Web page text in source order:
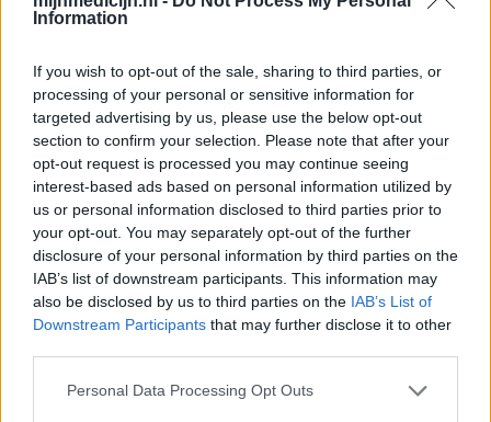
Information
If you wish to opt-out of the sale, sharing to third parties, or
processing of your personal or sensitive information for
targeted advertising by us, please use the below opt-out
section to confirm your selection. Please note that after your
opt-out request is processed you may continue seeing
interest-based ads based on personal information utilized by
us or personal information disclosed to third parties prior to
your opt-out. You may separately opt-out of the further
disclosure of your personal information by third parties on the
IAB’s list of downstream participants. This information may
also be disclosed by us to third parties on the IAB’s List of
Downstream Participants that may further disclose it to other
Personal Data Processing Opt Outs
Effectiviteit
Bijwerkingen
druk op de borst
druk voelen in hoofd
moeite met ademhalen
Als 17 jarige werd mij verteld dat ik een hartritmestoornis
heb, na veel overleg en second opinion kon ik gewoon
nog blijven sporten op hoog niveau. ik merk echter dat ik
recentelijk meer druk op mijn borst ervaar, soms ook
hoofdpijn, in rust daalt mijn hartslag naar 37-39. ik slaap
goed maar overdag voelt het toch niet altijd prettig om
de druk te ervaren op de borst.
geef mening 1 Reactie